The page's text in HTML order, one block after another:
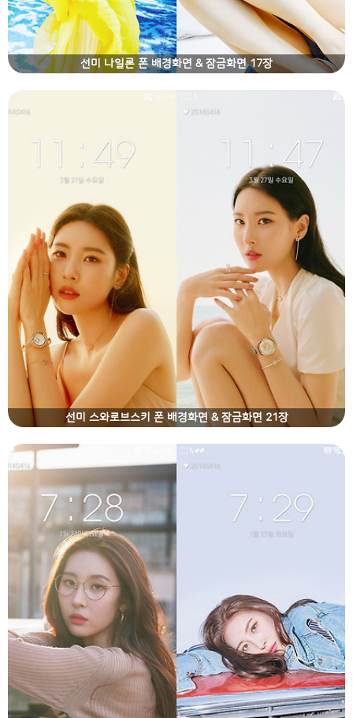
선미 나일론 폰 배경화면 & 잠금화면 17장
선미 스와로브스키 폰 배경화면 & 잠금화면 21장